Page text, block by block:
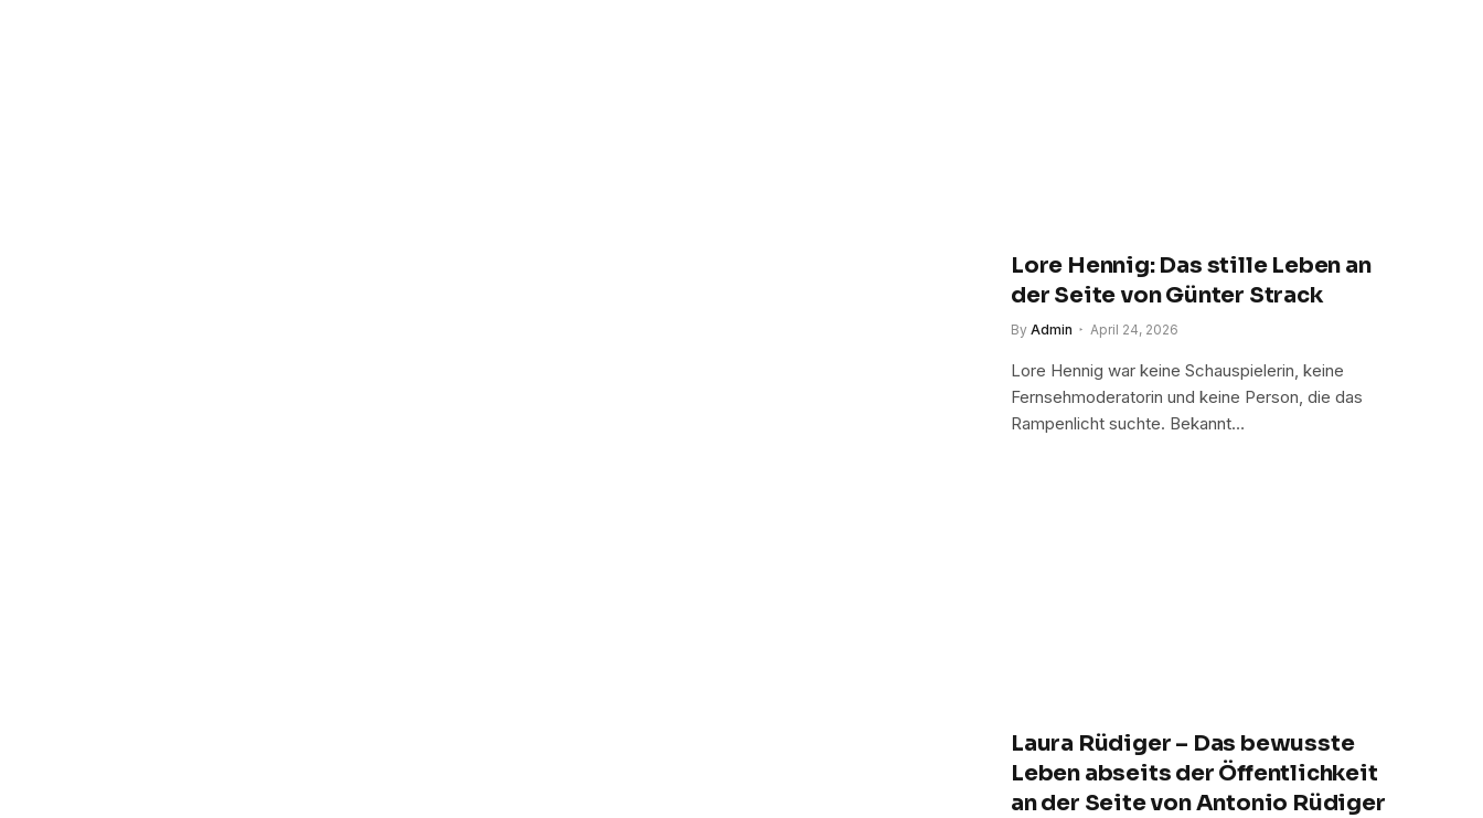
Lore Hennig: Das stille Leben an
der Seite von Günter Strack
By Admin April 24, 2026
Lore Hennig war keine Schauspielerin, keine
Fernsehmoderatorin und keine Person, die das
Rampenlicht suchte. Bekannt…
Laura Rüdiger – Das bewusste
Leben abseits der Öffentlichkeit
an der Seite von Antonio Rüdiger